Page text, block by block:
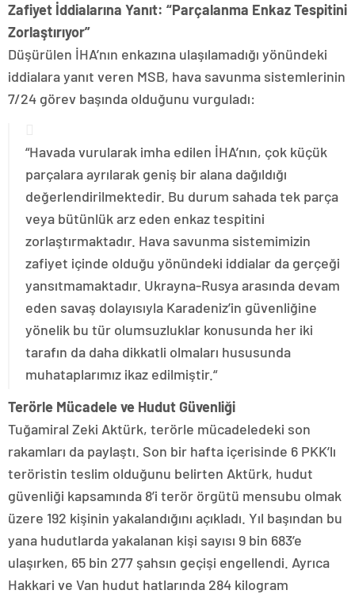
Zafiyet İddialarına Yanıt: “Parçalanma Enkaz Tespitini
Zorlaştırıyor”
Düşürülen İHA’nın enkazına ulaşılamadığı yönündeki
iddialara yanıt veren MSB, hava savunma sistemlerinin
7/24 görev başında olduğunu vurguladı:
“Havada vurularak imha edilen İHA’nın, çok küçük
parçalara ayrılarak geniş bir alana dağıldığı
değerlendirilmektedir. Bu durum sahada tek parça
veya bütünlük arz eden enkaz tespitini
zorlaştırmaktadır. Hava savunma sistemimizin
zafiyet içinde olduğu yönündeki iddialar da gerçeği
yansıtmamaktadır. Ukrayna-Rusya arasında devam
eden savaş dolayısıyla Karadeniz’in güvenliğine
yönelik bu tür olumsuzluklar konusunda her iki
tarafın da daha dikkatli olmaları hususunda
muhataplarımız ikaz edilmiştir.“
Terörle Mücadele ve Hudut Güvenliği
Tuğamiral Zeki Aktürk, terörle mücadeledeki son
rakamları da paylaştı. Son bir hafta içerisinde 6 PKK’lı
teröristin teslim olduğunu belirten Aktürk, hudut
güvenliği kapsamında 8’i terör örgütü mensubu olmak
üzere 192 kişinin yakalandığını açıkladı. Yıl başından bu
yana hudutlarda yakalanan kişi sayısı 9 bin 683’e
ulaşırken, 65 bin 277 şahsın geçişi engellendi. Ayrıca
Hakkari ve Van hudut hatlarında 284 kilogram